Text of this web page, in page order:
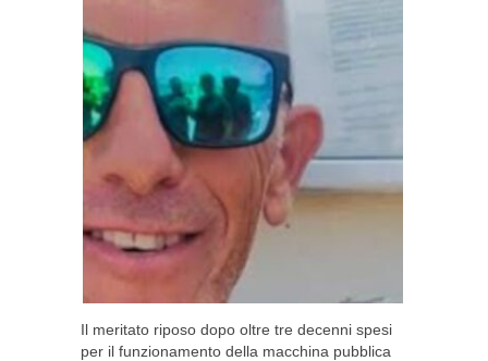
Il meritato riposo dopo oltre tre decenni spesi
per il funzionamento della macchina pubblica